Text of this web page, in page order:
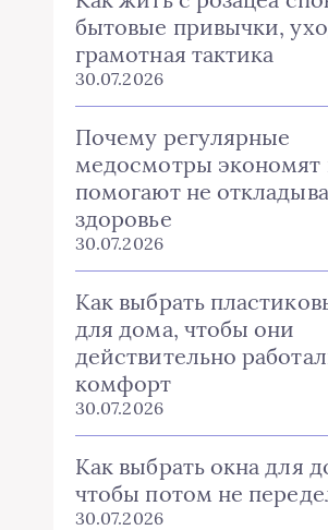
бытовые привычки,
грамотная тактика
30.07.2026
Почему регулярные
медосмотры экономят
помогают не
здоровье
30.07.2026
Как выбрать
для дома, чтобы они
действительно
комфорт
30.07.2026
Как выбрать окна для
чтобы потом не
30.07.2026